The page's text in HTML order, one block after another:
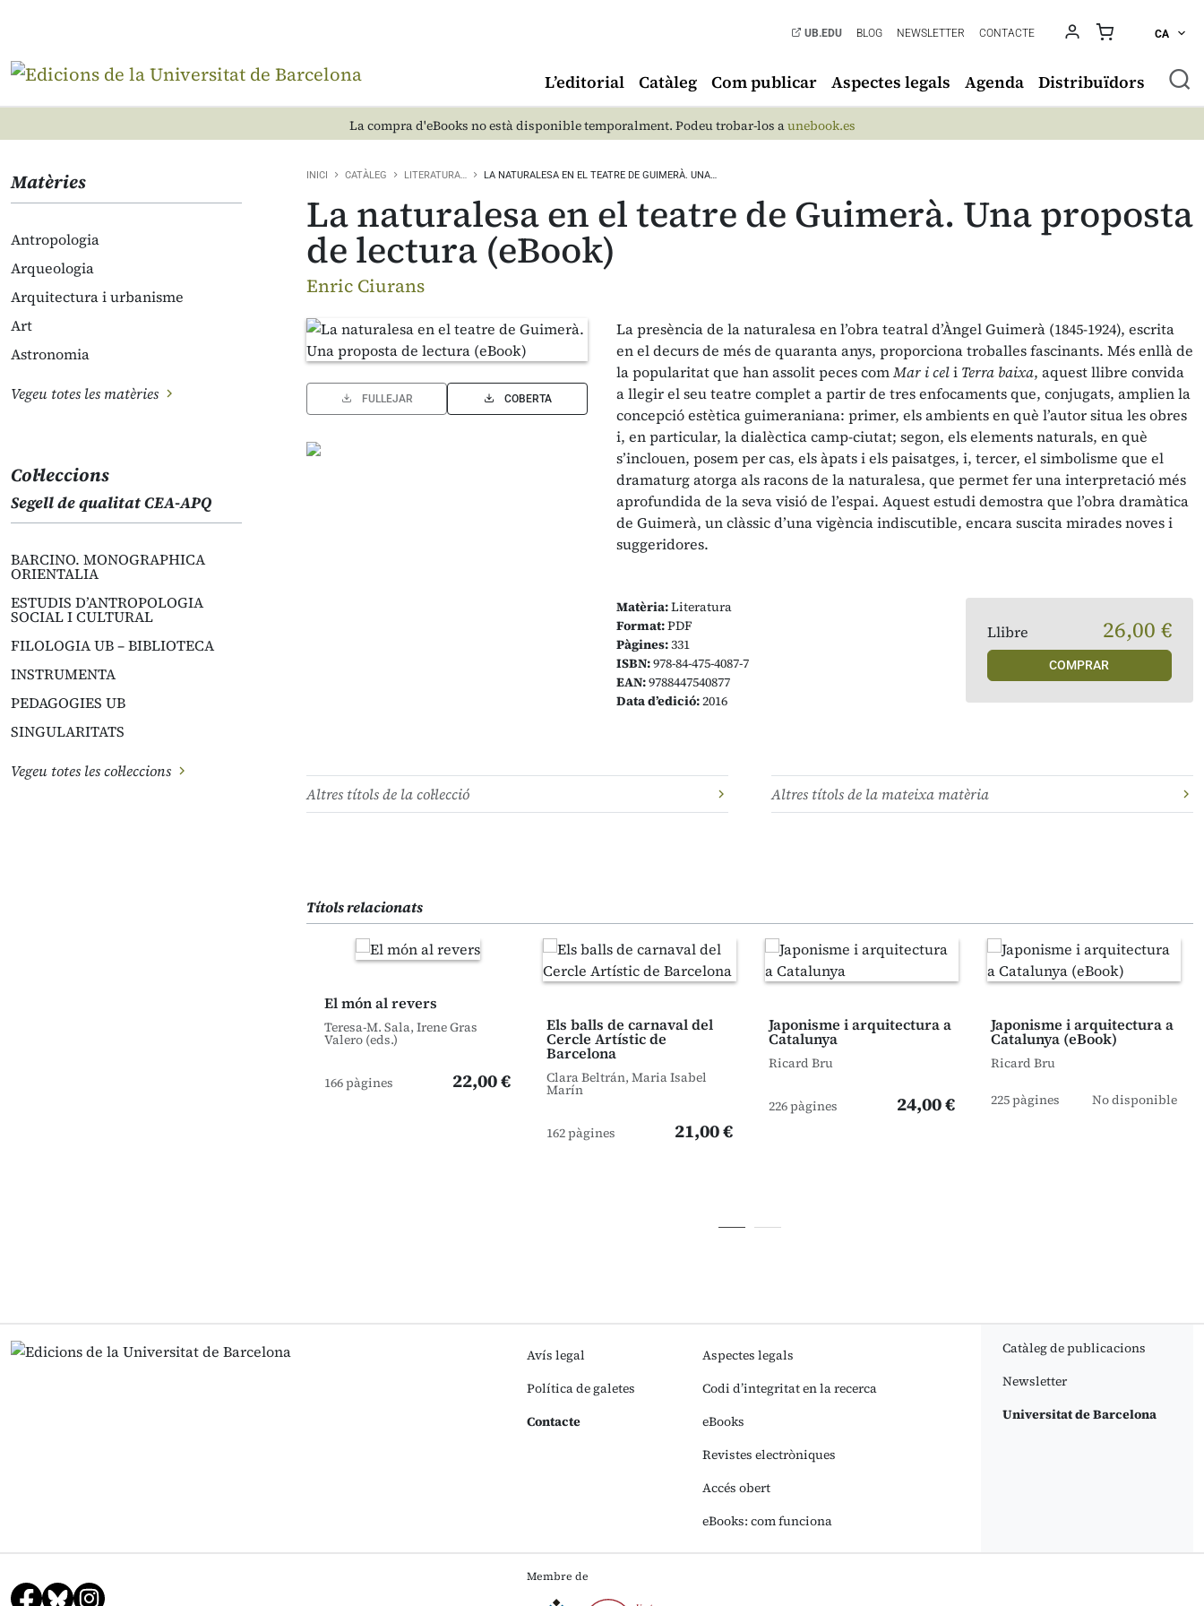
UB.EDU BLOG NEWSLETTER CONTACTE CA
L’editorial Catàleg Com publicar Aspectes legals Agenda Distribuïdors
La compra d'eBooks no està disponible temporalment. Podeu trobar-los aunebook.es
Matèries
Antropologia
Arqueologia
Arquitectura i urbanisme
Art
Astronomia
Vegeu totes les matèries
Col·leccions
Segell de qualitat CEA-APQ
BARCINO. MONOGRAPHICA
ORIENTALIA
ESTUDIS D’ANTROPOLOGIA
SOCIAL I CULTURAL
FILOLOGIA UB – BIBLIOTECA
INSTRUMENTA
PEDAGOGIES UB
SINGULARITATS
Vegeu totes les col·leccions
INICI CATÀLEG LITERATURA… LA NATURALESA EN EL TEATRE DE GUIMERÀ. UNA…
La naturalesa en el teatre de Guimerà. Una proposta
de lectura (eBook)
Enric Ciurans
FULLEJAR COBERTA
La presència de la naturalesa en l’obra teatral d’Àngel Guimerà (1845-1924), escrita
en el decurs de més de quaranta anys, proporciona troballes fascinants. Més enllà de
la popularitat que han assolit peces comMar i celi Terra baixa, aquest llibre convida
a llegir el seu teatre complet a partir de tres enfocaments que, conjugats, amplien la
concepció estètica guimeraniana: primer, els ambients en què l’autor situa les obres
i, en particular, la dialèctica camp-ciutat; segon, els elements naturals, en què
s’inclouen, posem per cas, els àpats i els paisatges, i, tercer, el simbolisme que el
dramaturg atorga als racons de la naturalesa, que permet fer una interpretació més
aprofundida de la seva visió de l’espai. Aquest estudi demostra que l’obra dramàtica
de Guimerà, un clàssic d’una vigència indiscutible, encara suscita mirades noves i
suggeridores.
Matèria:Literatura
Format:PDF
Pàgines:331
ISBN:978-84-475-4087-7
EAN:9788447540877
Data d’edició:2016
Llibre 26,00 €
COMPRAR
Altres títols de la col·lecció Altres títols de la mateixa matèria
Títols relacionats
El món al revers
Teresa-M. Sala, Irene Gras
Valero (eds.)
166 pàgines 22,00 €
Els balls de carnaval del
Cercle Artístic de
Barcelona
Clara Beltrán, Maria Isabel
Marín
162 pàgines 21,00 €
Japonisme i arquitectura a
Catalunya
Ricard Bru
226 pàgines 24,00 €
Japonisme i arquitectura a
Catalunya (eBook)
Ricard Bru
225 pàgines No disponible
Avís legal
Política de galetes
Contacte
Aspectes legals
Codi d’integritat en la recerca
eBooks
Revistes electròniques
Accés obert
eBooks: com funciona
Catàleg de publicacions
Newsletter
Universitat de Barcelona
Membre de